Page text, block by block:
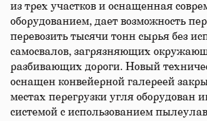
из трех участков и оснащенная
оборудованием, дает возможность
перевозить тысячи тонн сырья без
самосвалов, загрязняющих
разбивающих дороги. Новый
оснащен конвейерной галереей
местах перегрузки угля оборудован
системой с использованием